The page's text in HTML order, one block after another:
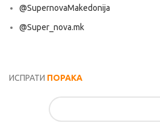
@SupernovaMakedonija
@Super_nova.mk
ИСПРАТИ ПОРАКА